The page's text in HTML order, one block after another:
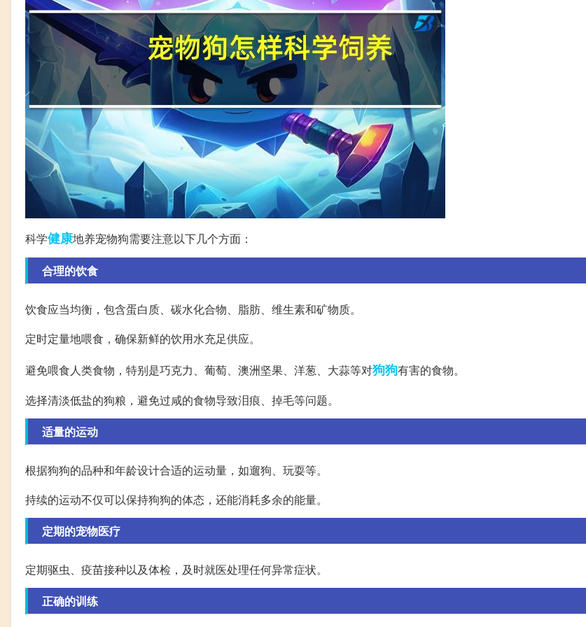
科学健康地养宠物狗需要注意以下几个方面：
合理的饮食
饮食应当均衡，包含蛋白质、碳水化合物、脂肪、维生素和矿物质。
定时定量地喂食，确保新鲜的饮用水充足供应。
避免喂食人类食物，特别是巧克力、葡萄、澳洲坚果、洋葱、大蒜等对狗狗有害的食物。
选择清淡低盐的狗粮，避免过咸的食物导致泪痕、掉毛等问题。
适量的运动
根据狗狗的品种和年龄设计合适的运动量，如遛狗、玩耍等。
持续的运动不仅可以保持狗狗的体态，还能消耗多余的能量。
定期的宠物医疗
定期驱虫、疫苗接种以及体检，及时就医处理任何异常症状。
正确的训练